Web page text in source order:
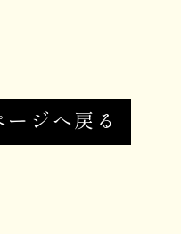
ジへ戻る